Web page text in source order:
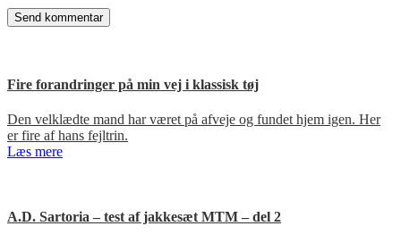
Fire forandringer på min vej i klassisk tøj
Den velklædte mand har været på afveje og fundet hjem igen. Her
er fire af hans fejltrin.
Læs mere
A.D. Sartoria – test af jakkesæt MTM – del 2